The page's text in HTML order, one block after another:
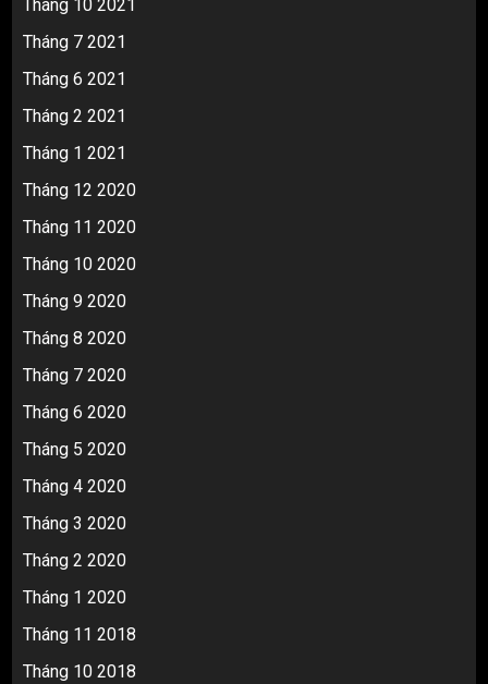
Tháng 10 2021
Tháng 7 2021
Tháng 6 2021
Tháng 2 2021
Tháng 1 2021
Tháng 12 2020
Tháng 11 2020
Tháng 10 2020
Tháng 9 2020
Tháng 8 2020
Tháng 7 2020
Tháng 6 2020
Tháng 5 2020
Tháng 4 2020
Tháng 3 2020
Tháng 2 2020
Tháng 1 2020
Tháng 11 2018
Tháng 10 2018